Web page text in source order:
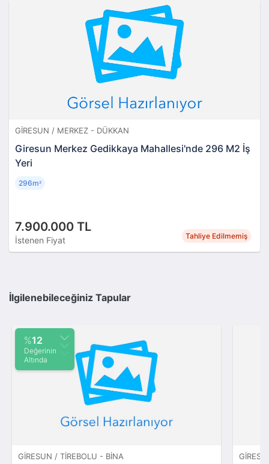
GIRESUN / MERKEZ - DÜKKAN
Giresun Merkez Gedikkaya Mahallesi'nde 296 M2 İş
Yeri
7.900.000 TL
İstenen Fiyat Tahliye Edilmemiş
296m²
İlgilenebileceğiniz Tapular
%12
Değerinin
Altında
GIRESUN / TIREBOLU - BINA